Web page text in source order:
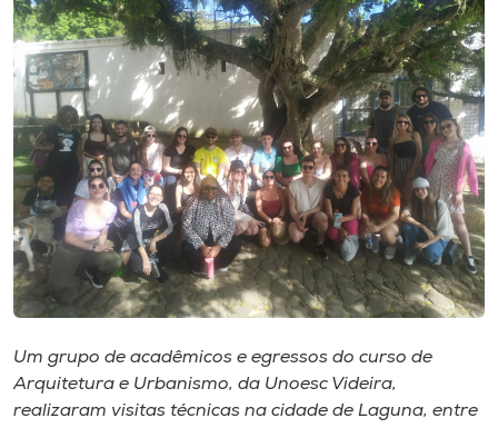
Biblioteca
Editora
Rádio
Museu
Unoesc
Um grupo de acadêmicos e egressos do curso de
Arquitetura e Urbanismo, da Unoesc Videira,
realizaram visitas técnicas na cidade de Laguna, entre